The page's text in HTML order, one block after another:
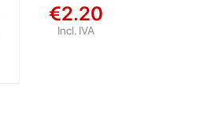
€2.20
Incl. IVA